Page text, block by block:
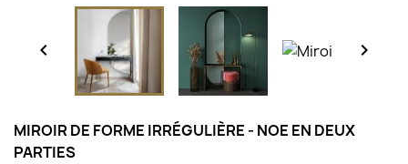
 
MIROIR DE FORME IRRÉGULIÈRE - NOE EN DEUX
PARTIES